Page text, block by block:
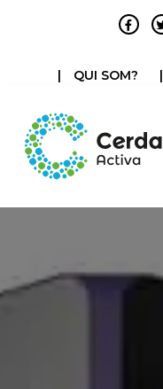
|
QUI SOM? |